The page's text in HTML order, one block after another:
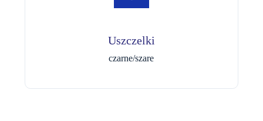
Uszczelki
czarne/szare